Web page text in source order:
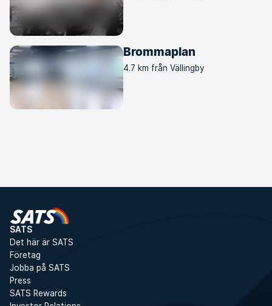
Brommaplan
4.7 km från Vällingby
som håller 💙
SATS
Det här är SATS
Företag
Jobba på SATS
Press
SATS Rewards